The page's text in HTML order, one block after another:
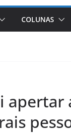
COLUNAS
apertar